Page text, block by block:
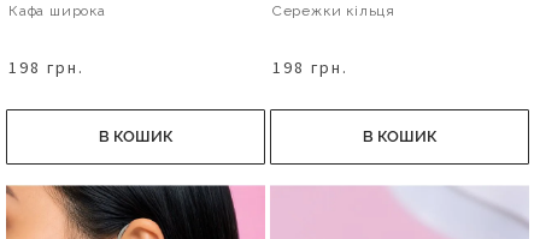
Кафа широка
198 грн.
В КОШИК
Сережки кільця
198 грн.
В КОШИК